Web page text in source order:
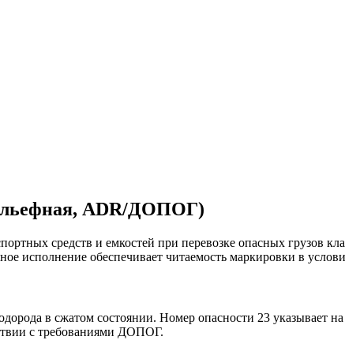
ADR/ДОПОГ)
средств и емкостей при перевозке опасных грузов
исполнение обеспечивает читаемость маркировки в
в сжатом состоянии. Номер опасности 23
с требованиями ДОПОГ.